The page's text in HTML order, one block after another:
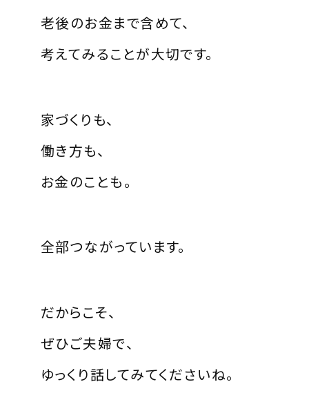
老後のお金まで含めて、
考えてみることが大切です。
家づくりも、
働き方も、
お金のことも。
全部つながっています。
だからこそ、
ぜひご夫婦で、
ゆっくり話してみてくださいね。